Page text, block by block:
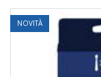
NOVITÀ